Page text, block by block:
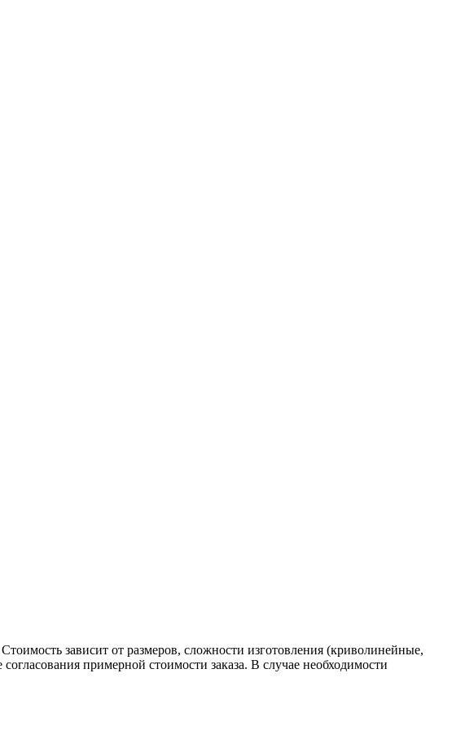
зависит от размеров, сложности изготовления (криволинейные,
примерной стоимости заказа. В случае необходимости